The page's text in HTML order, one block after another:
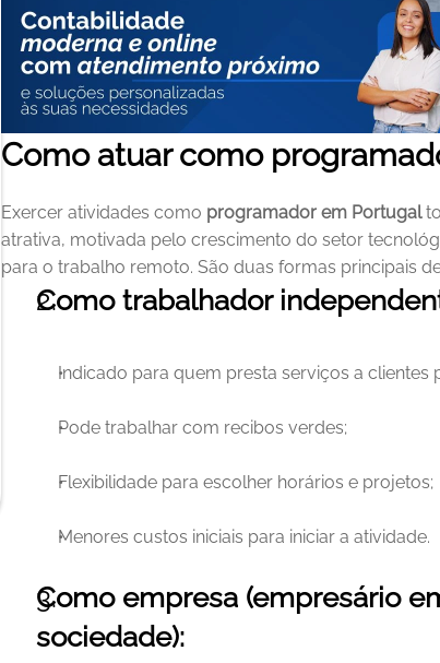
Como atuar como
Exercer atividades como programador em Portugal
atrativa, motivada pelo crescimento do setor
para o trabalho remoto. São duas formas principais
Como trabalhador
Indicado para quem presta serviços a clientes
Pode trabalhar com recibos verdes;
Flexibilidade para escolher horários e projetos;
Menores custos iniciais para iniciar a atividade.
Como empresa (empresário
sociedade):